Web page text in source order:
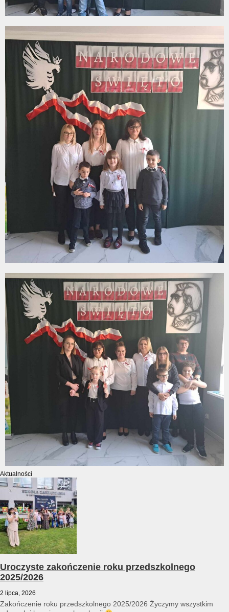
Aktualności
Uroczyste zakończenie roku przedszkolnego
2025/2026
2 lipca, 2026
Zakończenie roku przedszkolnego 2025/2026 Życzymy wszystkim